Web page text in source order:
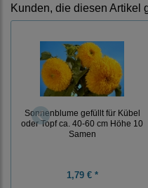
Kunden, die diesen Artikel
Sonnenblume gefüllt für Kübel
oder Topf ca. 40-60 cm Höhe 10
Samen
1,79 € *